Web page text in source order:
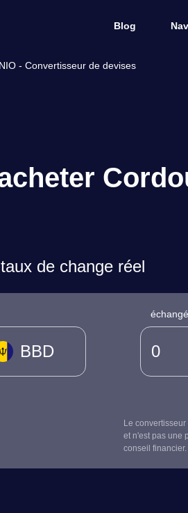
Blog
- Convertisseur de devises
de change réel
BBD
Le
et n'est pas une
conseil financier.